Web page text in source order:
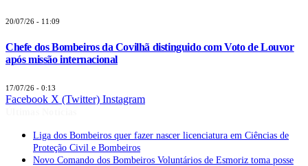
20/07/26 - 11:09
Chefe dos Bombeiros da Covilhã distinguido com Voto de Louvor
após missão internacional
17/07/26 - 0:13
Facebook X (Twitter) Instagram
Liga dos Bombeiros quer fazer nascer licenciatura em Ciências de
Proteção Civil e Bombeiros
Novo Comando dos Bombeiros Voluntários de Esmoriz toma posse